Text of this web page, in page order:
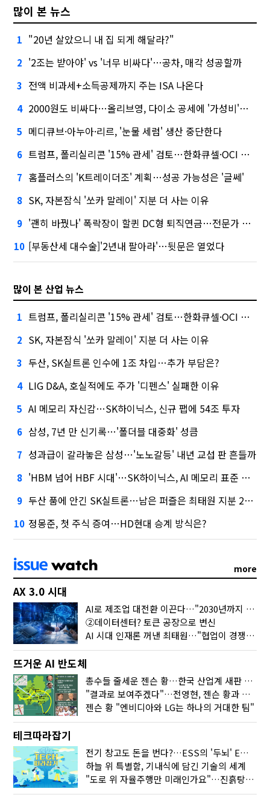
많이 본 뉴스
1 "20년 살았으니 내 집 되게 해달라?"
2 '2조는 받아야' vs '너무 비싸다'…공차, 매각 성공할까
3 전액 비과세+소득공제까지 주는 ISA 나온다
4 2000원도 비싸다…올리브영, 다이소 공세에 '가성비'로 맞불
5 메디큐브·아누아·리르, '눈물 세럼' 생산 중단한다
6 트럼프, 폴리실리콘 '15% 관세' 검토…한화큐셀·OCI 영향은?
7 홈플러스의 'K트레이더조' 계획…성공 가능성은 '글쎄'
8 SK, 자본잠식 '쏘카 말레이' 지분 더 사는 이유
9 '괜히 바꿨나' 폭락장이 할퀸 DC형 퇴직연금…전문가 조언은
10 [부동산세 대수술]'2년내 팔아라'…뒷문은 열었다
많이 본 산업 뉴스
1 트럼프, 폴리실리콘 '15% 관세' 검토…한화큐셀·OCI 영향은?
2 SK, 자본잠식 '쏘카 말레이' 지분 더 사는 이유
3 두산, SK실트론 인수에 1조 차입…추가 부담은?
4 LIG D&A, 호실적에도 주가 '디펜스' 실패한 이유
5 AI 메모리 자신감…SK하이닉스, 신규 팹에 54조 투자
6 삼성, 7년 만 신기록…'폴더블 대중화' 성큼
7 성과급이 갈라놓은 삼성…'노노갈등' 내년 교섭 판 흔들까
8 'HBM 넘어 HBF 시대'…SK하이닉스, AI 메모리 표준 선점 나섰다
9 두산 품에 안긴 SK실트론…남은 퍼즐은 최태원 지분 29.4%
10 정몽준, 첫 주식 증여…HD현대 승계 방식은?
more
AX 3.0 시대
AI로 제조업 대전환 이끈다…"2030년까지 민관합동 20조 투자"
②데이터센터? 토큰 공장으로 변신
AI 시대 인재론 꺼낸 최태원…"협업이 경쟁력"
뜨거운 AI 반도체
총수들 줄세운 젠슨 황…한국 산업계 새판 짰다
"결과로 보여주겠다"…전영현, 젠슨 황과 HBM5 논의
젠슨 황 "엔비디아와 LG는 하나의 거대한 팀"
테크따라잡기
전기 창고도 돈을 번다?…ESS의 '두뇌' EMO가 뭐길래
하늘 위 특별함, 기내식에 담긴 기술의 세계
"도로 위 자율주행만 미래인가요"…진흙탕서 길 내는 HD현대 AI 기술